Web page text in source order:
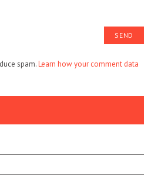
spam.Learn how your comment data